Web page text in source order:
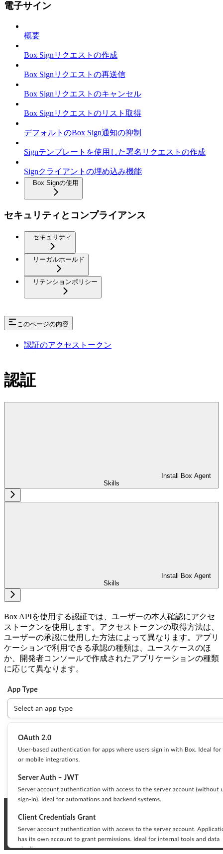
電子サイン
概要
Box Signリクエストの作成
Box Signリクエストの再送信
Box Signリクエストのキャンセル
Box Signリクエストのリスト取得
デフォルトのBox Sign通知の抑制
Signテンプレートを使用した署名リクエストの作成
Signクライアントの埋め込み機能
Box Signの使用
セキュリティとコンプライアンス
セキュリティ
リーガルホールド
リテンションポリシー
このページの内容
認証のアクセストークン
認証
Install Box Agent
Skills
Install Box Agent
Skills
Box APIを使用する認証では、ユーザーの本人確認にアクセ
ストークンを使用します。アクセストークンの取得方法は、
ユーザーの承認に使用した方法によって異なります。アプリ
ケーションで利用できる承認の種類は、ユースケースのほ
か、開発者コンソールで作成されたアプリケーションの種類
に応じて異なります。